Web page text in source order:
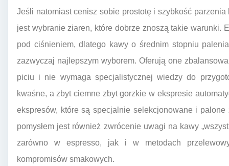
Jeśli natomiast cenisz sobie prostotę i szybkość
jest wybranie ziaren, które dobrze znoszą takie warunki.
pod ciśnieniem, dlatego kawy o średnim stopniu
zazwyczaj najlepszym wyborem. Oferują one
piciu i nie wymaga specjalistycznej wiedzy do
kwaśne, a zbyt ciemne zbyt gorzkie w ekspresie
ekspresów, które są specjalnie selekcjonowane i
pomysłem jest również zwrócenie uwagi na kawy
zarówno w espresso, jak i w metodach
kompromisów smakowych.